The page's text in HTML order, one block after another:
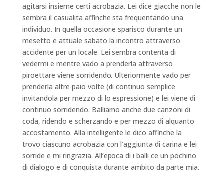
agitarsi insieme certi acrobazia. Lei dice giacche non le
sembra il casualita affinche sta frequentando una
individuo. In quella occasione sparisco durante un
mesetto e attuale sabato la incontro attraverso
accidente per un locale. Lei sembra contenta di
vedermi e mentre vado a prenderla attraverso
piroettare viene sorridendo. Ulteriormente vado per
prenderla altre paio volte (di continuo semplice
invitandola per mezzo di lo espressione) e lei viene di
continuo sorridendo. Balliamo anche due canzoni di
coda, ridendo e scherzando e per mezzo di alquanto
accostamento. Alla intelligente le dico affinche la
trovo ciascuno acrobazia con l’aggiunta di carina e lei
sorride e mi ringrazia. All’epoca di i balli ce un pochino
di dialogo e di conquista durante ambito da parte mia.